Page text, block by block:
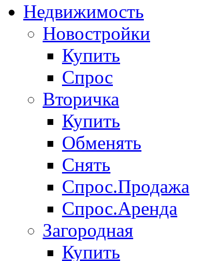
Недвижимость
Новостройки
Купить
Спрос
Вторичка
Купить
Обменять
Снять
Спрос.Продажа
Спрос.Аренда
Загородная
Купить